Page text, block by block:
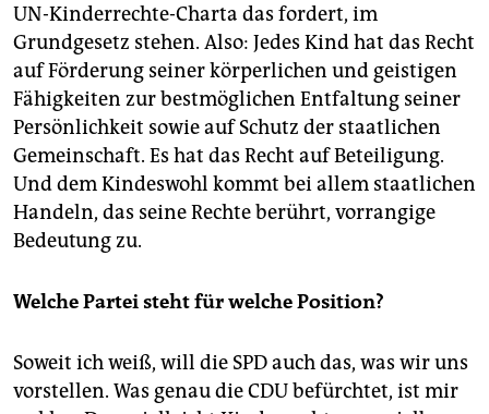
UN-Kinderrechte-Charta das fordert, im
Grundgesetz stehen. Also: Jedes Kind hat das Recht
auf Förderung seiner körperlichen und geistigen
Fähigkeiten zur bestmöglichen Entfaltung seiner
Persönlichkeit sowie auf Schutz der staatlichen
Gemeinschaft. Es hat das Recht auf Beteiligung.
Und dem Kindeswohl kommt bei allem staatlichen
Handeln, das seine Rechte berührt, vorrangige
Bedeutung zu.
Welche Partei steht für welche Position?
Soweit ich weiß, will die SPD auch das, was wir uns
vorstellen. Was genau die CDU befürchtet, ist mir